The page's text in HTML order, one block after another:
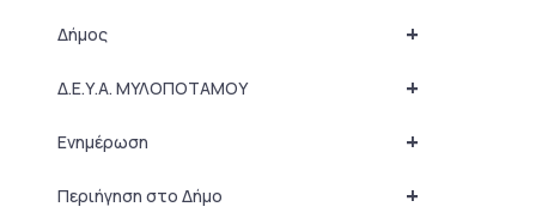
+
Δήμος
+
Δ.Ε.Υ.Α. ΜΥΛΟΠΟΤΑΜΟΥ
+
Ενημέρωση
+
Περιήγηση στο Δήμο